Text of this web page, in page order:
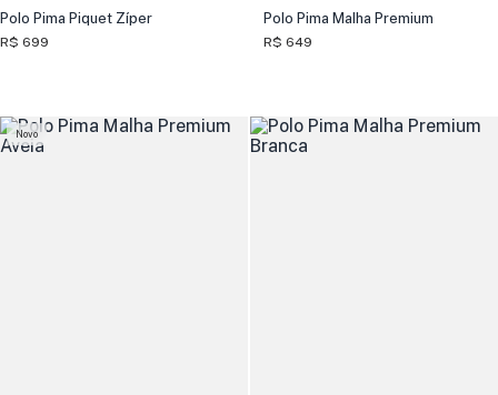
Polo Pima Piquet Zíper
R$ 699
Polo Pima Malha Premium
R$ 649
Novo